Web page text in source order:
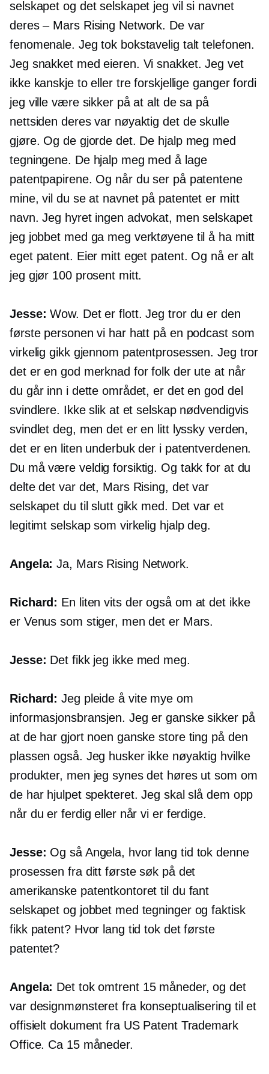
selskapet og det selskapet jeg vil si navnet
deres – Mars Rising Network. De var
fenomenale. Jeg tok bokstavelig talt telefonen.
Jeg snakket med eieren. Vi snakket. Jeg vet
ikke kanskje to eller tre forskjellige ganger fordi
jeg ville være sikker på at alt de sa på
nettsiden deres var nøyaktig det de skulle
gjøre. Og de gjorde det. De hjalp meg med
tegningene. De hjalp meg med å lage
patentpapirene. Og når du ser på patentene
mine, vil du se at navnet på patentet er mitt
navn. Jeg hyret ingen advokat, men selskapet
jeg jobbet med ga meg verktøyene til å ha mitt
eget patent. Eier mitt eget patent. Og nå er alt
jeg gjør 100 prosent mitt.
Jesse: Wow. Det er flott. Jeg tror du er den
første personen vi har hatt på en podcast som
virkelig gikk gjennom patentprosessen. Jeg tror
det er en god merknad for folk der ute at når
du går inn i dette området, er det en god del
svindlere. Ikke slik at et selskap nødvendigvis
svindlet deg, men det er en litt lyssky verden,
det er en liten underbuk der i patentverdenen.
Du må være veldig forsiktig. Og takk for at du
delte det var det, Mars Rising, det var
selskapet du til slutt gikk med. Det var et
legitimt selskap som virkelig hjalp deg.
Angela: Ja, Mars Rising Network.
Richard: En liten vits der også om at det ikke
er Venus som stiger, men det er Mars.
Jesse: Det fikk jeg ikke med meg.
Richard: Jeg pleide å vite mye om
informasjonsbransjen. Jeg er ganske sikker på
at de har gjort noen ganske store ting på den
plassen også. Jeg husker ikke nøyaktig hvilke
produkter, men jeg synes det høres ut som om
de har hjulpet spekteret. Jeg skal slå dem opp
når du er ferdig eller når vi er ferdige.
Jesse: Og så Angela, hvor lang tid tok denne
prosessen fra ditt første søk på det
amerikanske patentkontoret til du fant
selskapet og jobbet med tegninger og faktisk
fikk patent? Hvor lang tid tok det første
patentet?
Angela: Det tok omtrent 15 måneder, og det
var designmønsteret fra konseptualisering til et
offisielt dokument fra US Patent Trademark
Office. Ca 15 måneder.